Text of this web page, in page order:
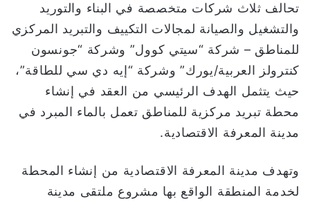
د
ا
إ
ك
ت
ر
و
ا
تحالف ثلاث شركات متخصصة في البناء والتوريد
والتشغيل والصيانة لمجالات التكييف والتبريد المركزي
للمناطق – شركة “سيتي كوول” وشركة “جونسون
كنترولز العربية/يورك” وشركة “إيه دي سي للطاقة”،
حيث يتثمل الهدف الرئيسي من العقد في إنشاء
محطة تبريد مركزية للمناطق تعمل بالماء المبرد في
مدينة المعرفة الاقتصادية.
وتهدف مدينة المعرفة الاقتصادية من إنشاء المحطة
لخدمة المنطقة الواقع بها مشروع ملتقى مدينة